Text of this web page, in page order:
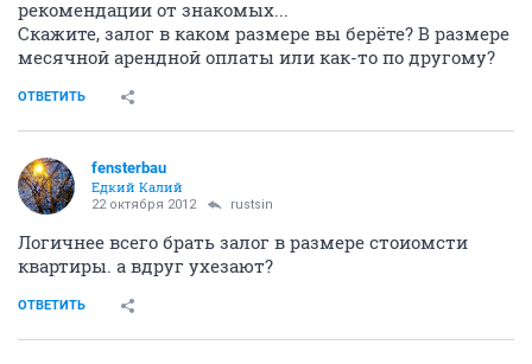
рекомендации от знакомых...
Скажите, залог в каком размере вы берёте? В размере
месячной арендной оплаты или как-то по другому?
ОТВЕТИТЬ
fensterbau
Едкий Калий
22 октября 2012 rustsin
Логичнее всего брать залог в размере стоиомсти
квартиры. а вдруг ухезают?
ОТВЕТИТЬ